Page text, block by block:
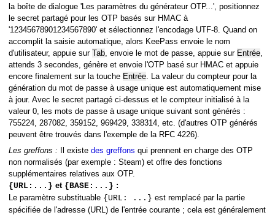
la boîte de dialogue 'Les paramètres du générateur OTP...', positionnez
le secret partagé pour les OTP basés sur HMAC à
'12345678901234567890' et sélectionnez l'encodage UTF-8. Quand on
accomplit la saisie automatique, alors KeePass envoie le nom
d'utilisateur, appuie sur Tab, envoie le mot de passe, appuie sur Entrée,
attends 3 secondes, génère et envoie l'OTP basé sur HMAC et appuie
encore finalement sur la touche Entrée. La valeur du compteur pour la
génération du mot de passe à usage unique est automatiquement mise
à jour. Avec le secret partagé ci-dessus et le compteur initialisé à la
valeur 0, les mots de passe à usage unique suivant sont générés :
755224, 287082, 359152, 969429, 338314, etc. (d'autres OTP générés
peuvent être trouvés dans l'exemple de la RFC 4226).
Les greffons : Il existe des greffons qui prennent en charge des OTP
non normalisés (par exemple : Steam) et offre des fonctions
supplémentaires relatives aux OTP.
{URL:...} et {BASE:...} :
Le paramètre substituable {URL: ...} est remplacé par la partie
spécifiée de l'adresse (URL) de l'entrée courante ; cela est généralement